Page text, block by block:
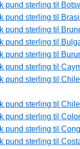
pund sterling til
pund sterling til
pund sterling til
pund sterling til
pund sterling til
pund sterling til
pund sterling til
pund sterling til
pund sterling til
pund sterling til
pund sterling til